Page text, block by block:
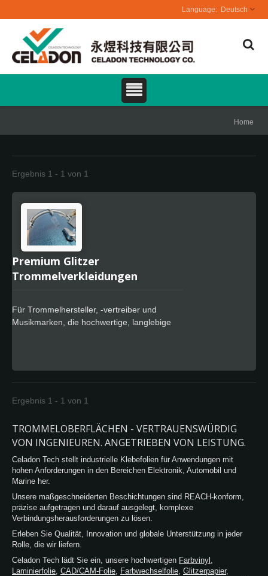
Deutsch
Home
Ergebnis 1 - 1 von 1
Premium Glitzer
Trommelverkleidungen
Für Trommelhersteller, -vertreiber und
Musikmarken, die hochwertige, langlebige
Leistung. Egal, ob Sie Großbestellungen,
OEM/ODM-Lösungen oder
maßgeschneiderte Designs benötigen, wir
Produktangebot zu verbessern.
Ergebnis 1 - 1 von 1
TROMMELOBERFLÄCHEN - VERTRAUENSWÜRDIG
VON INGENIEUREN. ANGETRIEBEN VON LEISTUNG.
Celadon Tech stellt industrielle Klebefolien für Anwendungen mit
hohen Anforderungen in den Bereichen Elektronik, Automobil und
Marine her.
Unsere maßgeschneiderten Beschichtungen sind REACH-konform,
präzise aufgetragen und darauf ausgelegt, komplexe
Verbindungsherausforderungen zu lösen.
Erleben Sie Qualität, Innovation und globale Unterstützung in jeder
Rolle, die wir liefern.
Celadon Tech lädt Sie ein, unsere hochwertigen Farbvinyl ,
Laminierfolie, CAD/CAM-Folie, Farbwechselfolie, Glitzerpapier,